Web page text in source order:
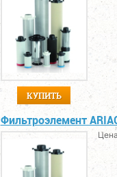
КУПИТЬ
Фильтроэлемент